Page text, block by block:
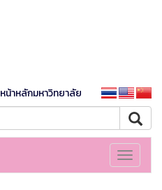
หน้าหลักมหาวิทยาลัย
Toggle